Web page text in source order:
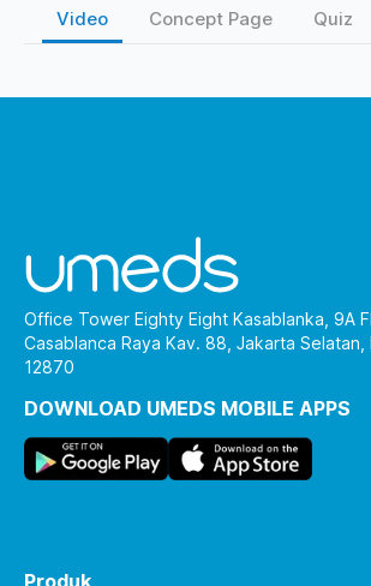
memperdalam pemahaman Anda
Video Concept Page Quiz
Office Tower Eighty Eight Kasablanka, 9A
Casablanca Raya Kav. 88, Jakarta Selatan,
12870
DOWNLOAD UMEDS MOBILE APPS
Produk